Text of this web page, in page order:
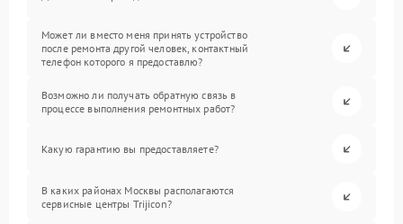
Может ли вместо меня принять устройство
после ремонта другой человек, контактный
телефон которого я предоставлю?
Возможно ли получать обратную связь в
процессе выполнения ремонтных работ?
Какую гарантию вы предоставляете?
В каких районах Москвы располагаются
сервисные центры Trijicon?